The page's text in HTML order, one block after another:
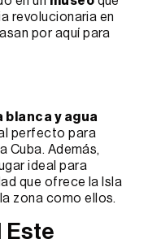
revolucionaria en
por aquí para
blanca y agua
perfecto para
Cuba. Además,
ideal para
que ofrece la Isla
zona como ellos.
Este